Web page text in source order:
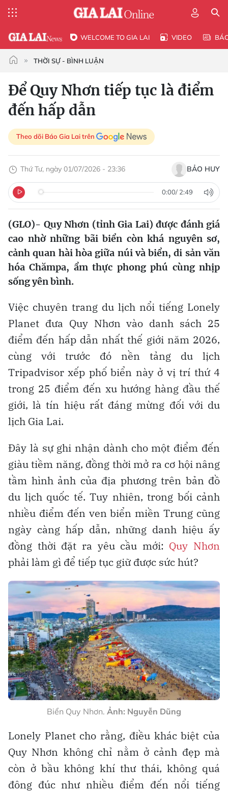
WELCOME TO GIA LAI VIDEO
THỜI SỰ - BÌNH LUẬN
Để Quy Nhơn tiếp tục là điểm
đến hấp dẫn
Theo dõi Báo Gia Lai trên
Thứ Tư, ngày 01/07/2026 - 23:36 BẢO HUY
0:00/ 2:49
(GLO)- Quy Nhơn (tỉnh Gia Lai) được đánh giá
cao nhờ những bãi biển còn khá nguyên sơ,
cảnh quan hài hòa giữa núi và biển, di sản văn
hóa Chămpa, ẩm thực phong phú cùng nhịp
sống yên bình.
Việc chuyên trang du lịch nổi tiếng Lonely
Planet đưa Quy Nhơn vào danh sách 25
điểm đến hấp dẫn nhất thế giới năm 2026,
cùng với trước đó nền tảng du lịch
Tripadvisor xếp phố biển này ở vị trí thứ 4
trong 25 điểm đến xu hướng hàng đầu thế
giới, là tín hiệu rất đáng mừng đối với du
lịch Gia Lai.
Đây là sự ghi nhận dành cho một điểm đến
giàu tiềm năng, đồng thời mở ra cơ hội nâng
tầm hình ảnh của địa phương trên bản đồ
du lịch quốc tế. Tuy nhiên, trong bối cảnh
nhiều điểm đến ven biển miền Trung cũng
ngày càng hấp dẫn, những danh hiệu ấy
đồng thời đặt ra yêu cầu mới: Quy Nhơn
phải làm gì để tiếp tục giữ được sức hút?
Biển Quy Nhơn. Ảnh: Nguyễn Dũng
Lonely Planet cho rằng, điều khác biệt của
Quy Nhơn không chỉ nằm ở cảnh đẹp mà
còn ở bầu không khí thư thái, không quá
đông đúc như nhiều điểm đến nổi tiếng